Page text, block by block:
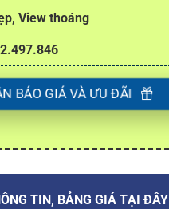
View thoáng
BÁO GIÁ VÀ ƯU ĐÃI
TIN, BẢNG GIÁ TẠI ĐÂY